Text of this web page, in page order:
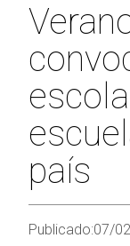
país
Publicado:07/